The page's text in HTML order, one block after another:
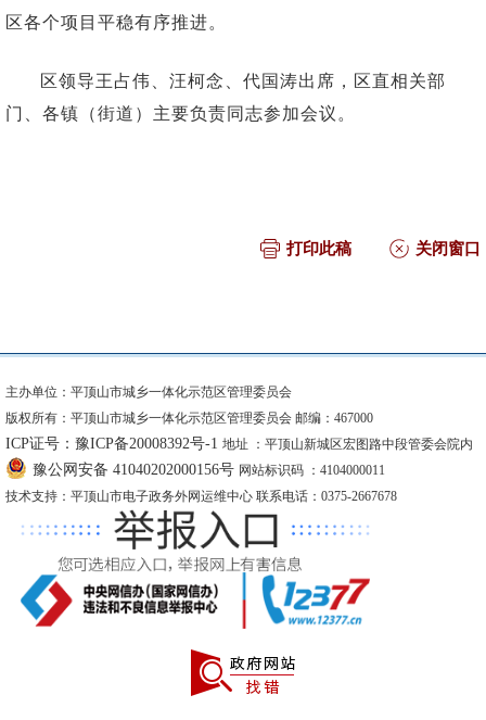
区各个项目平稳有序推进。
区领导王占伟、汪柯念、代国涛出席，区直相关部
门、各镇（街道）主要负责同志参加会议。
打印此稿 关闭窗口
主办单位：平顶山市城乡一体化示范区管理委员会
版权所有：平顶山市城乡一体化示范区管理委员会 邮编：467000
ICP证号：豫ICP备20008392号-1 地址 ：平顶山新城区宏图路中段管委会院内
豫公网安备 41040202000156号 网站标识码 ：4104000011
技术支持：平顶山市电子政务外网运维中心 联系电话：0375-2667678